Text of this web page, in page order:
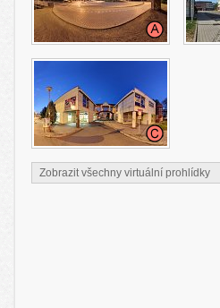
Zobrazit všechny virtuální prohlídky